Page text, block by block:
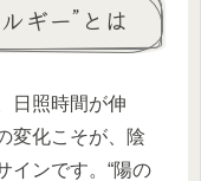
ギー”とは
日照時間が伸
変化こそが、陰
インです。“陽の